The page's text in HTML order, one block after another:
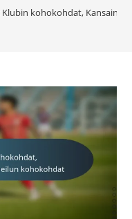
Klubin kohokohdat,